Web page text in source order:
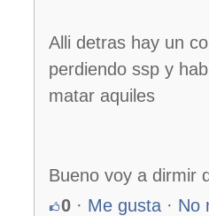
Alli detras hay un
perdiendo ssp y
matar aquiles
Bueno voy a dirmir
0 · Me gusta · No